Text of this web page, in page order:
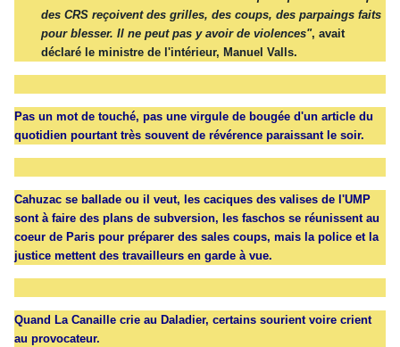
des CRS reçoivent des grilles, des coups, des parpaings faits
pour blesser. Il ne peut pas y avoirde violences", avait
déclaré le ministre de l'intérieur, Manuel Valls.
Pas un mot de touché, pas une virgule de bougée d'un article du
quotidien pourtant très souvent de révérence paraissant le soir.
Cahuzac se ballade ou il veut, les caciques des valises de l'UMP
sont à faire des plans de subversion, les faschos se réunissent au
coeur de Paris pour préparer des sales coups, mais la police et la
justice mettent des travailleurs en garde à vue.
Quand La Canaille crie au Daladier, certains sourient voire crient
au provocateur.